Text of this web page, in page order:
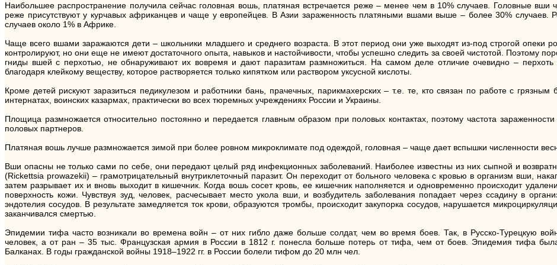
Наибольшее распространение получила сейчас головная вошь, платяная встречается реже – менее чем в 10% случаев. Головные
реже присутствуют у курчавых африканцев и чаще у европейцев. В Азии зараженность платяными вшами выше – более 30% случаев.
случаев около 1% в Африке.
Чаще всего вшами заражаются дети – школьники младшего и среднего возраста. В этот период они уже выходят из-под строгой опеки
контролируют, но они еще не имеют достаточного опыта, навыков и настойчивости, чтобы успешно следить за своей чистотой. Поэтому
гниды вшей с перхотью, не обнаруживают их вовремя и дают паразитам размножиться. На самом деле отличие очевидно – перхоть
благодаря клейкому веществу, которое растворяется только кипятком или раствором уксусной кислоты.
Кроме детей рискуют заразиться педикулезом и работники бань, прачечных, парикмахерских – т.е. те, кто связан по работе с
интернатах, воинских казармах, практически во всех тюремных учреждениях России и Украины.
Площица размножается относительно постоянно и передается главным образом при половых контактах, поэтому частота
половых партнеров.
Платяная вошь лучше размножается зимой при более ровном микроклимате под одеждой, головная – чаще дает вспышки численности
Вши опасны не только сами по себе, они передают целый ряд инфекционных заболеваний. Наиболее известны из них сыпной и
(Rickettsia prowazekii) – грамотрицательный внутриклеточный паразит. Он переходит от больного человека c кровью в организм вши,
затем разрывает их и вновь выходит в кишечник. Когда вошь сосет кровь, ее кишечник наполняется и одновременно происходит
поверхность кожи. Чувствуя зуд, человек, расчесывает место укола вши, и возбудитель заболевания попадает через ссадину в
эндотелия сосудов. В результате замедляется ток крови, образуются тромбы, происходит закупорка сосудов, нарушается
заканчивался смертью.
Эпидемии тифа часто возникали во времена войн – от них гибло даже больше солдат, чем во время боев. Так, в Русско-Турецкую
человек, а от ран – 35 тыс. Французская армия в России в 1812 г. понесла больше потерь от тифа, чем от боев. Эпидемия тифа
Балканах. В годы гражданской войны 1918–1922 гг. в России болели тифом до 20 млн чел.